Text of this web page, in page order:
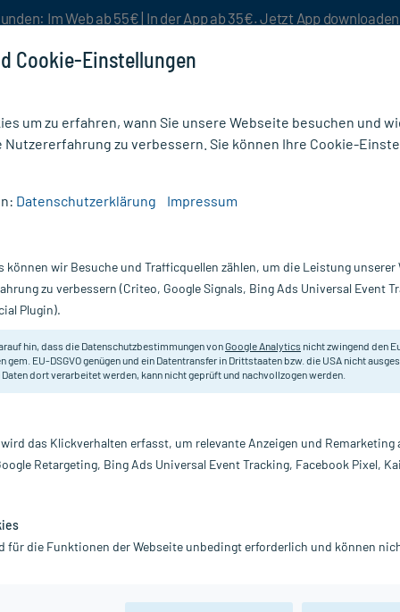
Im Web ab 55€ | In der App ab 35€. Jetzt App downloaden
oder
geprüft - Lesezeit: 4 Minuten
Witte, PTA bei mycare.de
liegt vor, wenn der Blutfluss behindert ist.
ist eine spezielle Form, bei der ein Blutgerinnsel die Vene
beider Zustände können Schmerzen, Schwellungen,
ist die Gefahr besonders groß, dass sich das Gerinnsel löst
in der Lunge, zu einem lebensbedrohlichen
Cookie-Einstellungen
um zu erfahren, wann Sie unsere Webseite besuchen und
Nutzererfahrung zu verbessern. Sie können Ihre Cookie-
Datenschutzerklärung Impressum
können wir Besuche und Trafficquellen zählen, um die Leistung unserer
zu verbessern (Criteo, Google Signals, Bing Ads Universal Event
Plugin).
hin, dass die Datenschutzbestimmungen vonGoogle Analytics nicht zwingend den
gem. EU-DSGVO genügen und ein Datentransfer in Drittstaaten bzw. die USA nicht
Daten dort verarbeitet werden, kann nicht geprüft und nachvollzogen werden.
das Klickverhalten erfasst, um relevante Anzeigen und Remarketing
Retargeting, Bing Ads Universal Event Tracking, Facebook Pixel,
für die Funktionen der Webseite unbedingt erforderlich und können